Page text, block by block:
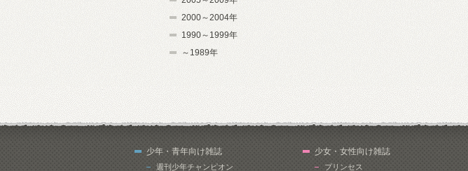
2000～2004年
1990～1999年
～1989年
少年・青年向け雑誌
週刊少年チャンピオン
少女・女性向け雑誌
プリンセス